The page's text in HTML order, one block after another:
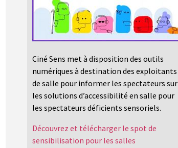
Ciné Sens met à disposition des outils
numériques à destination des exploitants
de salle pour informer les spectateurs sur
les solutions d’accessibilité en salle pour
les spectateurs déficients sensoriels.
Découvrez et télécharger le spot de
sensibilisation pour les salles